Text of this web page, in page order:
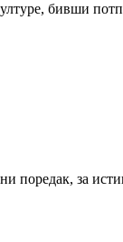
бивши
поредак, за